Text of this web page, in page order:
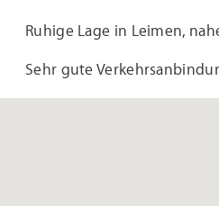
Ruhige Lage in Leimen,
Sehr gute